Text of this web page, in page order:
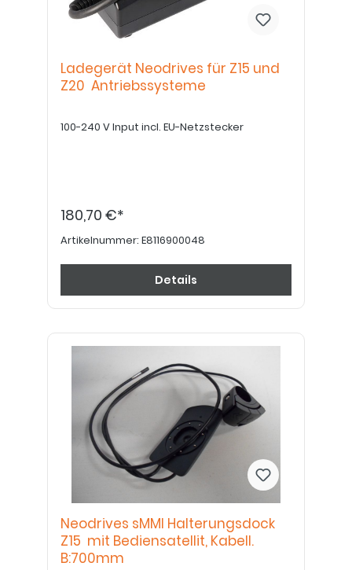
Ladegerät Neodrives für Z15 und
Z20 Antriebssysteme
100-240 V Input incl. EU-Netzstecker
180,70 €*
Artikelnummer: E8116900048
Details
Neodrives sMMI Halterungsdock
Z15 mit Bediensatellit, Kabell.
B:700mm